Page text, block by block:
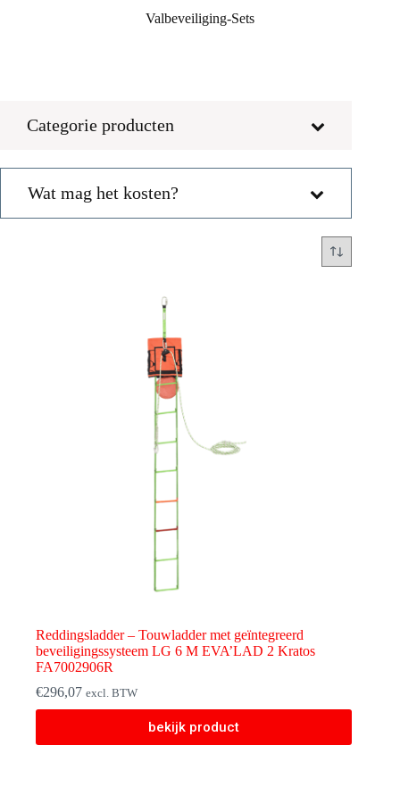
Valbeveiliging-Sets
Reddingsladder – Touwladder met geïntegreerd
beveiligingssysteem LG 6 M EVA’LAD 2 Kratos
FA7002906R
€296,07 excl. BTW
bekijk product
Categorie producten
Wat mag het kosten?